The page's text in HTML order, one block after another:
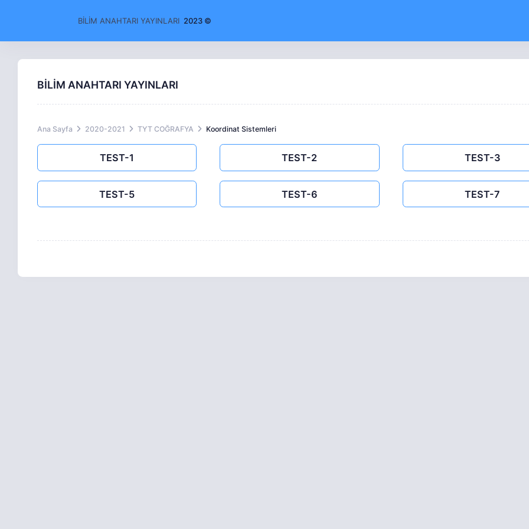
BİLİM ANAHTARI YAYINLARI 2023 ©
BİLİM ANAHTARI YAYINLARI
Ana Sayfa 2020-2021 TYT COĞRAFYA Koordinat Sistemleri
TEST-1 TEST-2 TEST-3
TEST-5 TEST-6 TEST-7